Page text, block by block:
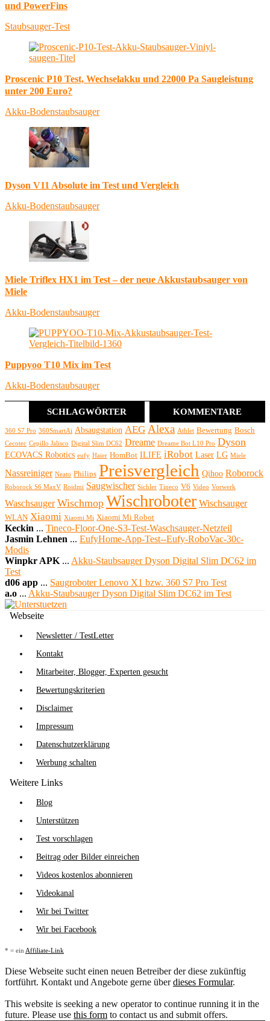
und PowerFins
Staubsauger-Test
Proscenic P10 Test, Wechselakku und 22000 Pa Saugleistung
unter 200 Euro?
Akku-Bodenstaubsauger
Dyson V11 Absolute im Test und Vergleich
Akku-Bodenstaubsauger
Miele Triflex HX1 im Test – der neue Akkustaubsauger von
Miele
Akku-Bodenstaubsauger
Puppyoo T10 Mix im Test
Akku-Bodenstaubsauger
SCHLAGWÖRTER KOMMENTARE
360 S7 Pro 360SmartAi Absaugstation AEG Alexa Athlet Bewertung Bosch
Cecotec Cepillo Jalisco Digital Slim DC62 Dreame Dreame Bot L10 Pro Dyson
ECOVACS Robotics eufy Haier HomBot ILIFE iRobot Laser LG Miele
Nassreiniger Neato Philips Preisvergleich Qihoo Roborock
Roborock S6 MaxV Roidmi Saugwischer Sichler Tineco V6 Video Vorwerk
Waschsauger Wischmop Wischroboter Wischsauger
WLAN Xiaomi Xiaomi Mi Xiaomi Mi Robot
Keckin ... Tineco-Floor-One-S3-Test-Waschsauger-Netzteil
Jasmin Lehnen ... EufyHome-App-Test--Eufy-RoboVac-30c-
Modis
Winpkr APK ... Akku-Staubsauger Dyson Digital Slim DC62 im
Test
d06 app ... Saugroboter Lenovo X1 bzw. 360 S7 Pro Test
a.o ... Akku-Staubsauger Dyson Digital Slim DC62 im Test
Webseite
Newsletter / TestLetter
Kontakt
Mitarbeiter, Blogger, Experten gesucht
Bewertungskriterien
Disclaimer
Impressum
Datenschutzerklärung
Werbung schalten
Weitere Links
Blog
Unterstützen
Test vorschlagen
Beitrag oder Bilder einreichen
Videos kostenlos abonnieren
Videokanal
Wir bei Twitter
Wir bei Facebook
* = ein Affiliate-Link
Diese Webseite sucht einen neuen Betreiber der diese zukünftig
fortführt. Kontakt und Angebote gerne überdieses Formular.
This website is seeking a new operator to continue running it in the
future. Please use this form to contact us and submit offers.